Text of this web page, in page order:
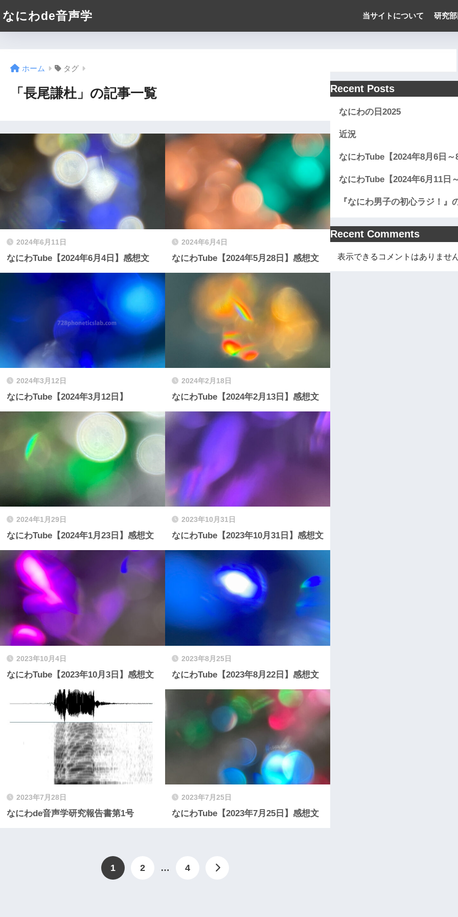
なにわde音声学 当サイトについて 研究
ホーム タグ
「長尾謙杜」の記事一覧
2024年6月11日
なにわTube【2024年6月4日】感想文
2024年6月4日
なにわTube【2024年5月28日】感想文
2024年3月12日
なにわTube【2024年3月12日】
2024年2月18日
なにわTube【2024年2月13日】感想文
2024年1月29日
なにわTube【2024年1月23日】感想文
2023年10月31日
なにわTube【2023年10月31日】感想文
2023年10月4日
なにわTube【2023年10月3日】感想文
2023年8月25日
なにわTube【2023年8月22日】感想文
2023年7月28日
なにわde音声学研究報告書第1号
2023年7月25日
なにわTube【2023年7月25日】感想文
1 2 … 4
Recent Posts
なにわの日2025
近況
なにわTube【2024年8月6日
なにわTube【2024年6月11日
『なにわ男子の初心ラジ！』
Recent Comments
表示できるコメントはありませ